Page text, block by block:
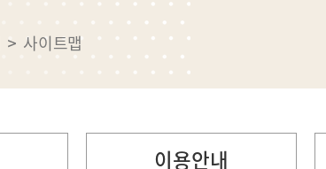
스마트도서관
독서동아리
메이커스페이스
대관예약
사이트맵
이용안내